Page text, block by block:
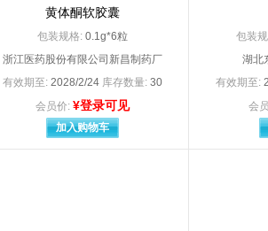
TG MEDICAL SDN. BHD（代理人：苏州顶佳汇医
安徽贝克生物制药有限公司
安徽丰原药业股份有限公司
安徽宏业药业有限公司
安徽九方制药有限公司
安徽省先锋制药有限公司
黄体酮软胶囊
包装规格: 0.1g*6粒
浙江医药股份有限公司新昌制药厂
有效期至: 2028/2/24 库存数量: 30
会员价: ¥登录可见
加入购物车
包装
湖北
有效期至:
会